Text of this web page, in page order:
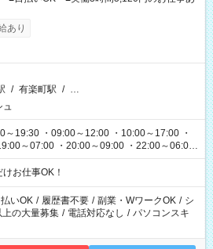
あり
/ 有楽町駅 / …
ュ
～19:30 ・09:00～12:00 ・10:00～17:00 ・
～07:00 ・20:00～09:00 ・22:00～06:00
お仕事OK！
払いOK / 履歴書不要 / 副業・WワークOK / シ
上の大量募集 / 電話対応なし / パソコンスキ